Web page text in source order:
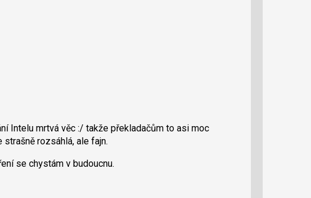
Intelu mrtvá věc :/ takže překladačům to asi moc
rozsáhlá, ale fajn.
se chystám v budoucnu.